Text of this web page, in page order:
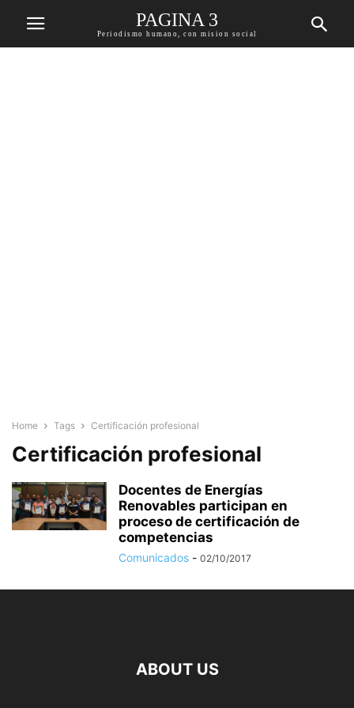
PAGINA 3
Periodismo humano, con mision social
Home Tags Certificación profesional
Certificación profesional
Docentes de Energías
Renovables participan en
proceso de certificación de
competencias
Comunicados - 02/10/2017
ABOUT US